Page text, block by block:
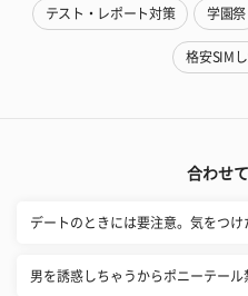
テスト・レポート対策 学園祭
格安SIM
合わせ
デートのときには要注意。気をつけ
男を誘惑しちゃうからポニーテー